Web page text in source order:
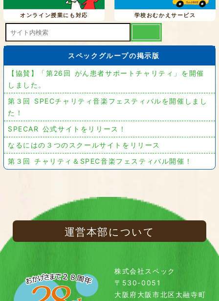
オンライン授業にも対応 学校おむかえサービス
スペックグループの掲示版
【協賛】「第26回 がん患者サポートチャリティ」を開催
しました。
第３回 SPECチャリティ音楽フェスティバルを開催しまし
た！
SPECAR 公式サイトをリリース！
なるにはの３つのスクールサイトをリリース
第３回 チャリティ＆SPEC音楽フェスティバル開催！
運営本部について
株式会社スペック
〒530-0051
大阪府大阪市北区太融寺町